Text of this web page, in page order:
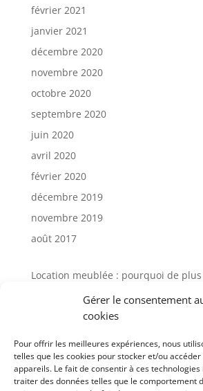
Gérer le consentement
cookies
Pour offrir les meilleures expériences, nous
telles que les cookies pour stocker et/ou
appareils. Le fait de consentir à ces
traiter des données telles que le comportement
février 2021
janvier 2021
décembre 2020
novembre 2020
octobre 2020
septembre 2020
juin 2020
avril 2020
février 2020
décembre 2019
novembre 2019
août 2017
Location meublée : pourquoi de
Avis Cocktail Scandinave : comment
l’expérience d’achat mobilier
Gestion locative meublée à Paris :
pour sécuriser votre investissement